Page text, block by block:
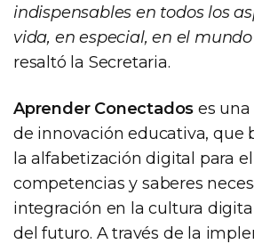
indispensables en todos los
vida, en especial, en el
resaltó la Secretaria.
Aprender Conectados es
de innovación educativa, que
la alfabetización digital para
competencias y saberes
integración en la cultura
del futuro. A través de la